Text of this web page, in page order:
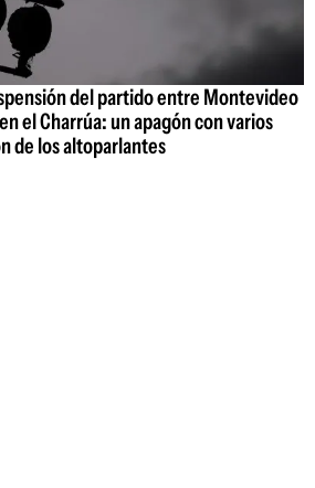
del partido entre Montevideo
el Charrúa: un apagón con varios
de los altoparlantes